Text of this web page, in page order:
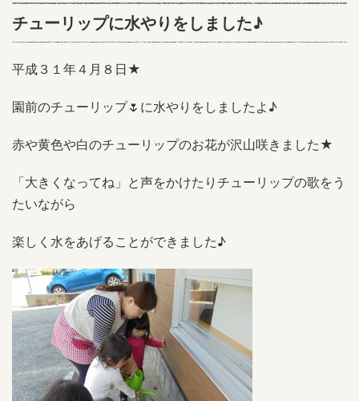
チューリップに水やりをしました♪
平成３１年４月８日★
園前のチューリップ🌷に水やりをしましたよ♪
赤や黄色や白のチューリップのお花が沢山咲きました★
「大きくなってね」と声をかけたりチューリップの歌をう
たいながら
楽しく水をあげることができました♪